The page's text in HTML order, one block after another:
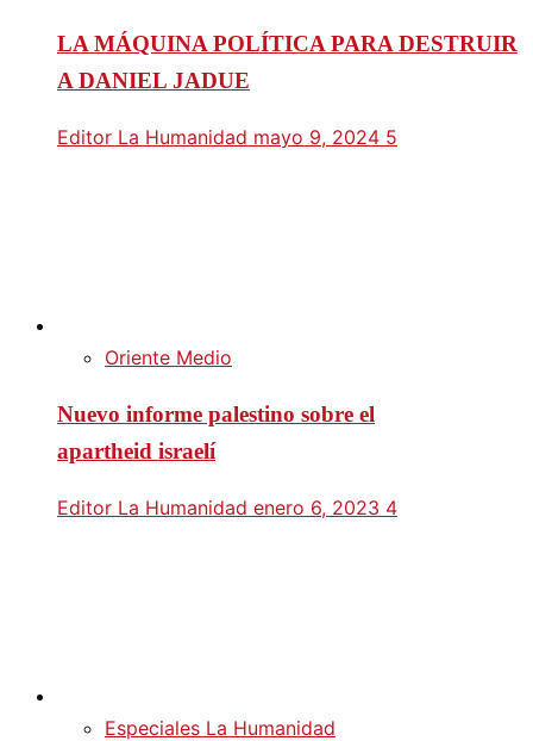
LA MÁQUINA POLÍTICA PARA DESTRUIR
A DANIEL JADUE
Editor La Humanidad mayo 9, 2024 5
Oriente Medio
Nuevo informe palestino sobre el
apartheid israelí
Editor La Humanidad enero 6, 2023 4
Especiales La Humanidad